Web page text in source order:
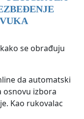
se obrađuju
da automatski
osnovu izbora
Kao rukovalac